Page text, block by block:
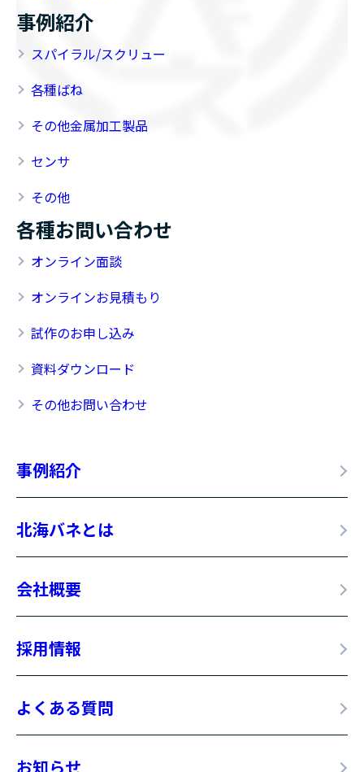
事例紹介
スパイラル/スクリュー
各種ばね
その他金属加工製品
センサ
その他
各種お問い合わせ
オンライン面談
オンラインお見積もり
試作のお申し込み
資料ダウンロード
その他お問い合わせ
事例紹介
北海バネとは
会社概要
採用情報
よくある質問
お知らせ